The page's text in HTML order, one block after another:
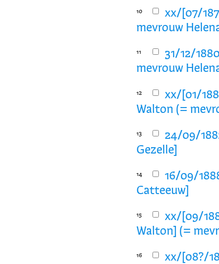
10
xx/[07/
mevrouw
11
31/12/
mevrouw
12
xx/[01/
Walton (=
13
24/09/
Gezelle]
14
16/09/
Catteeuw]
15
xx/[09/
Walton] (=
16
xx/[08?/